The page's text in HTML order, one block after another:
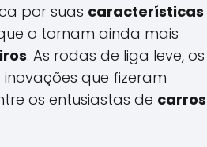
por suas características
o tornam ainda mais
. As rodas de liga leve, os
que fizeram
os entusiastas de carros